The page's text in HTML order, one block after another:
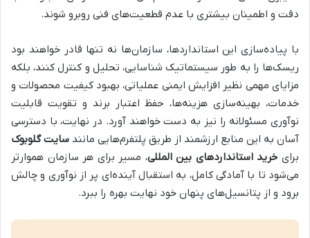
دقت و اطمینان بیشتری با عدم قطعیت‌های فنی روبرو شوند.
با پیاده‌سازی این استانداردها، سازمان‌ها نه تنها قادر خواهند بود
ریسک‌ها را به طور سیستماتیک شناسایی، تحلیل و کنترل کنند، بلکه
مزایای مهمی نظیر افزایش ایمنی عملیاتی، بهبود کیفیت محصولات و
خدمات، بهینه‌سازی هزینه‌ها، حفظ اعتبار برند و تقویت قابلیت
نوآوری مسئولانه را نیز به دست خواهند آورد. در نهایت، با دسترسی
آسان به این منابع ارزشمند از طریق پلتفرم‌هایی مانند سایت گلوبوک
برای خرید استانداردهای بین المللی، مسیر برای هر سازمان هموارتر
می‌شود تا با آمادگی کامل، به استقبال آینده‌ای پر از نوآوری و چالش
برود و از پتانسیل‌های پنهان خود نهایت بهره را ببرد.